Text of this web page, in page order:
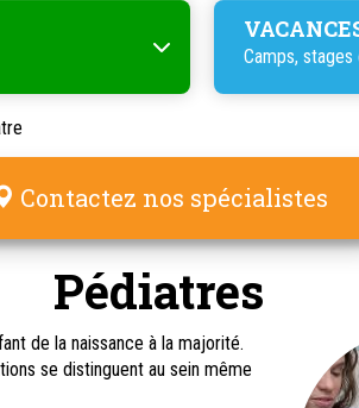
Camps,
Contactez nos spécialistes
Pédiatres
de la naissance à la majorité.
se distinguent au sein même